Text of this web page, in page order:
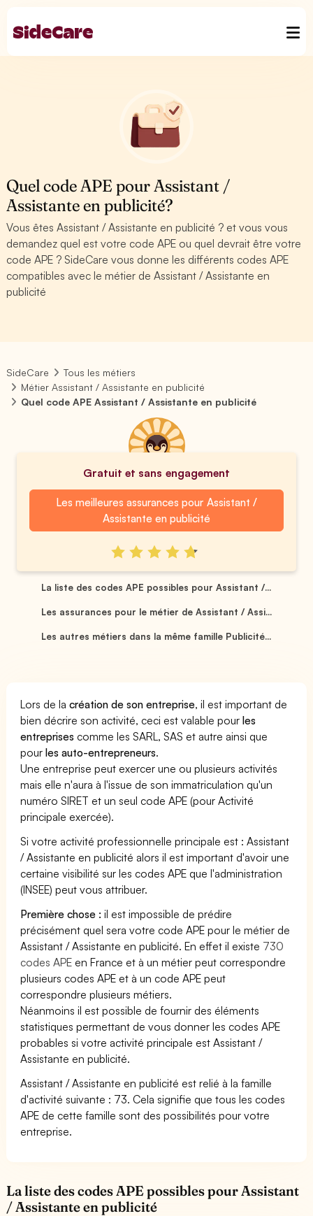
Quel code APE pour Assistant /
Assistante en publicité?
Vous êtes Assistant / Assistante en publicité ? et vous vous
demandez quel est votre code APE ou quel devrait être votre
code APE ? SideCare vous donne les différents codes APE
compatibles avec le métier de Assistant / Assistante en
publicité
SideCare
Tous les métiers
Métier Assistant / Assistante en publicité
Quel code APE Assistant / Assistante en publicité
Gratuit et sans engagement
Les meilleures assurances pour Assistant /
Assistante en publicité
La liste des codes APE possibles pour Assistant /...
Les assurances pour le métier de Assistant / Assi...
Les autres métiers dans la même famille Publicité...
Lors de lacréation de son entreprise, il est important de
bien décrire son activité, ceci est valable pourles
entreprises comme les SARL, SAS et autre ainsi que
pourles auto-entrepreneurs.
Une entreprise peut exercer une ou plusieurs activités
mais elle n'aura à l'issue de son immatriculation qu'un
numéro SIRET et un seul code APE (pour Activité
principale exercée).
Si votre activité professionnelle principale est : Assistant
/ Assistante en publicité alors il est important d'avoir une
certaine visibilité sur les codes APE que l'administration
(INSEE) peut vous attribuer.
Première chose : il est impossible de prédire
précisément quel sera votre code APE pour le métier de
Assistant / Assistante en publicité. En effet il existe 730
codes APE en France et à un métier peut correspondre
plusieurs codes APE et à un code APE peut
correspondre plusieurs métiers.
Néanmoins il est possible de fournir des éléments
statistiques permettant de vous donner les codes APE
probables si votre activité principale est Assistant /
Assistante en publicité.
Assistant / Assistante en publicité est relié à la famille
d'activité suivante : 73. Cela signifie que tous les codes
APE de cette famille sont des possibilités pour votre
entreprise.
La liste des codes APE possibles pour Assistant
/ Assistante en publicité